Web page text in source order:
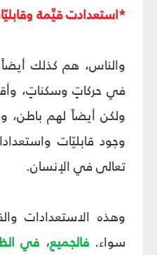
*استعدادت قيِّمة
والناس، هم كذلك
في حركاتٍ وسكناتٍ،
ولكن أيضاً لهم باطن،
وجود قابليّات
تعالى في الإنسان.
وهذه الاستعدادات
سواء.فالجميع، في